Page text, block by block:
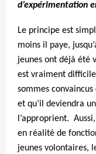
d’expérimentation
Le principe est
moins il paye,
jeunes ont déjà été
est vraiment
sommes
et qu’il deviendra
l’approprient.
en réalité de
jeunes volontaires,